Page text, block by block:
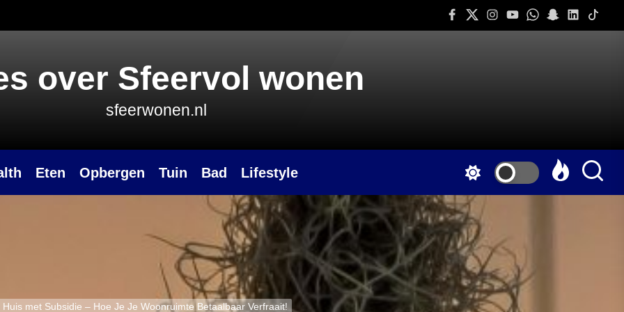
Facebook
TwitterInstagram
YoutubeWhatsapp
Snapchat
Linkedin
Tiktok
over Sfeervol wonen
sfeerwonen.nl
Eten Opbergen Tuin Bad Lifestyle
met Subsidie – Hoe Je Je Woonruimte Betaalbaar Verfraait!